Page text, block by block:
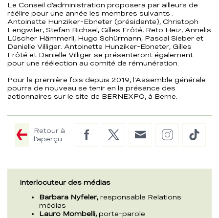
Interlocuteur des médias
Barbara Nyfeler, responsable Relations
médias
Lauro Mombelli, porte-parole
Le Conseil d’administration proposera par ailleurs de
réélire pour une année les membres suivants :
Antoinette Hunziker-Ebneter (présidente), Christoph
Lengwiler, Stefan Bichsel, Gilles Frôté, Reto Heiz, Annelis
Lüscher Hämmerli, Hugo Schürmann, Pascal Sieber et
Danielle Villiger. Antoinette Hunziker-Ebneter, Gilles
Frôté et Danielle Villiger se présenteront également
pour une réélection au comité de rémunération.
Pour la première fois depuis 2019, l’Assemble générale
pourra de nouveau se tenir en la présence des
actionnaires sur le site de BERNEXPO, à Berne.
Retour à
l'aperçu
FacebookTwitter
E-
Instagram